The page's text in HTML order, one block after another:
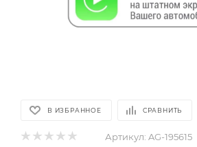
В ИЗБРАННОЕ СРАВНИТЬ
Артикул: AG-195615